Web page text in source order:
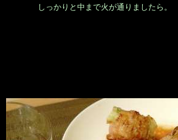
しっかりと中まで火が通りましたら。